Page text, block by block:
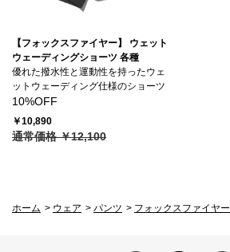
【フォックスファイヤー】 ウェット
ウェーディングショーツ 各種
優れた撥水性と運動性を持ったウェ
ットウェーディング仕様のショーツ
10%OFF
￥10,890
通常価格 ￥12,100
ホーム > ウェア > パンツ > フォックスファイヤー